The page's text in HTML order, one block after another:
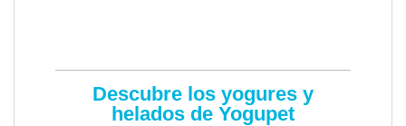
Descubre los yogures y
helados de Yogupet